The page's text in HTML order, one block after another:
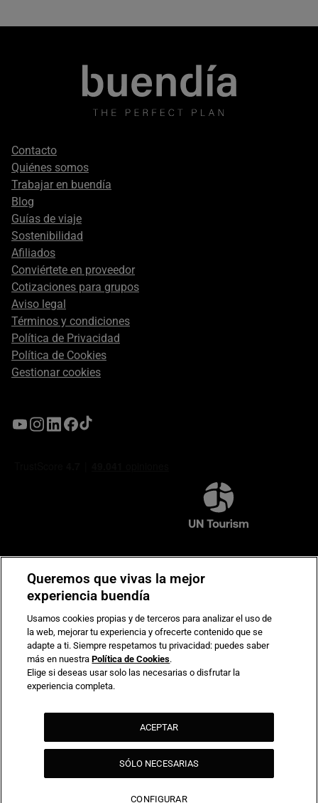
Footer
secondary
Contacto
Quiénes somos
Trabajar en buendía
Blog
Guías de viaje
Sostenibilidad
Afiliados
Conviértete en proveedor
Cotizaciones para grupos
Aviso legal
Términos y condiciones
Política de Privacidad
Política de Cookies
Gestionar cookies
Compromiso de seguridad en pagos electrónicos
Queremos que vivas la mejor
experiencia buendía
Usamos cookies propias y de terceros para analizar el uso de
la web, mejorar tu experiencia y ofrecerte contenido que se
adapte a ti. Siempre respetamos tu privacidad: puedes saber
más en nuestraPolítica de Cookies.
Elige si deseas usar solo las necesarias o disfrutar la
experiencia completa.
ACEPTAR
SÓLO NECESARIAS
CONFIGURAR